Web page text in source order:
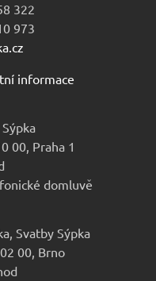
322
973
informace
00, Praha 1
domluvě
Svatby Sýpka
00, Brno